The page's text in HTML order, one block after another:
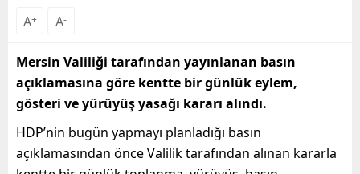
A+ A-
Mersin Valiliği tarafından yayınlanan basın
açıklamasına göre kentte bir günlük eylem,
gösteri ve yürüyüş yasağı kararı alındı.
HDP’nin bugün yapmayı planladığı basın
açıklamasından önce Valilik tarafından alınan kararla